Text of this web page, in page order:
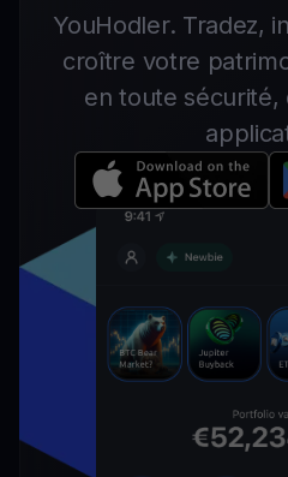
YouHodler. Tradez,
croître votre
en toute sécurité,